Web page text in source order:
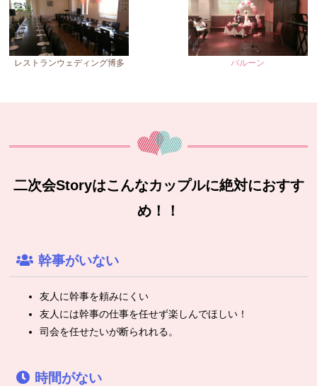
レストランウェディング博多 バルーン
二次会Storyはこんなカップルに絶対におすす
め！！
幹事がいない
友人に幹事を頼みにくい
友人には幹事の仕事を任せず楽しんでほしい！
司会を任せたいが断られれる。
時間がない